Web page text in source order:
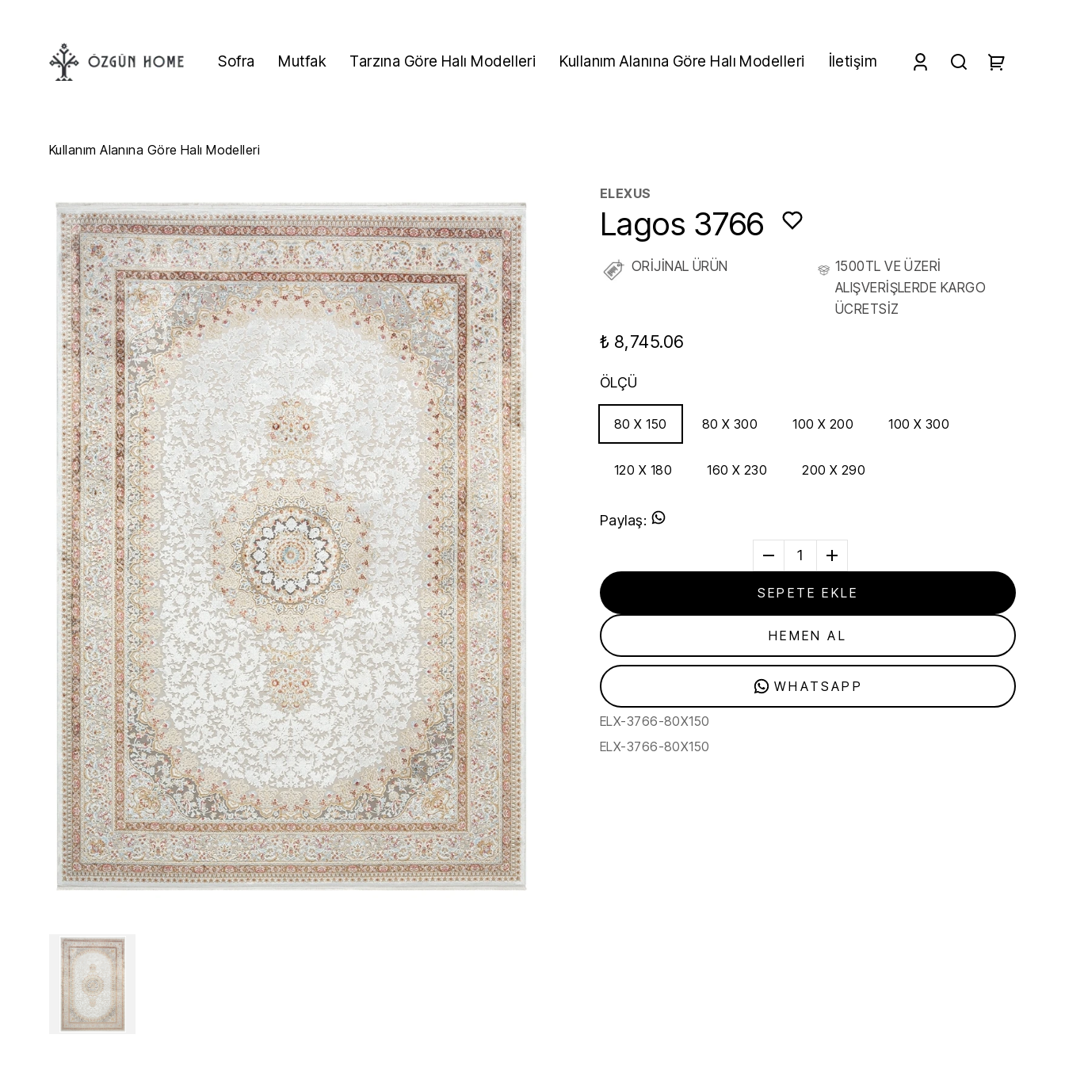
Sofra Mutfak Tarzına Göre Halı Modelleri Kullanım Alanına Göre Halı Modelleri İletişim
Kullanım Alanına Göre Halı Modelleri
ELEXUS
Lagos 3766
ORİJİNAL ÜRÜN
1500TL VE ÜZERİ
ALIŞVERİŞLERDE KARGO
ÜCRETSİZ
₺ 8,745.06
ÖLÇÜ
80 X 150 80 X 300 100 X 200 100 X 300
120 X 180 160 X 230 200 X 290
Paylaş:
1
SEPETE EKLE
HEMEN AL
WHATSAPP
ELX-3766-80X150
ELX-3766-80X150